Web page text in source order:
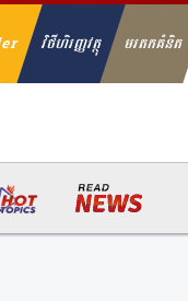
វិថីហិរញ្ញវត្ថុ មរតកគំនិត